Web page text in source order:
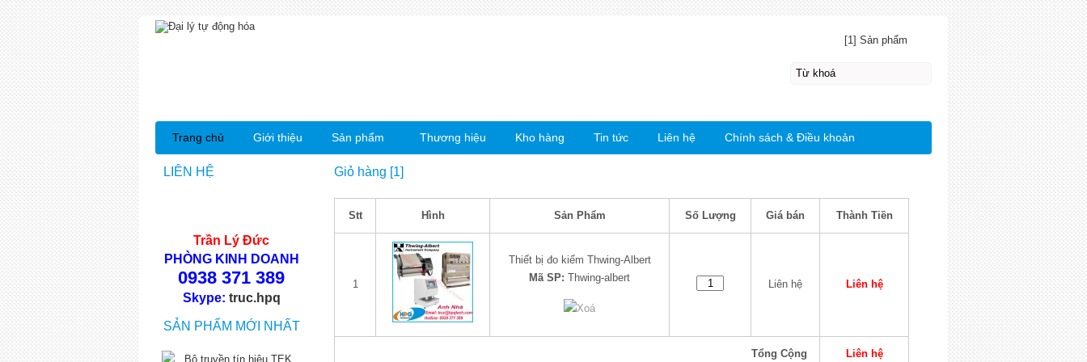
Giỏ hàng [1]
Stt Hình Sản Phẩm Số Lượng Giá bán Thành Tiền
1
Thiết bị đo kiểm Thwing-Albert
Mã SP: Thwing-albert
Xoá
Liên hệ Liên hệ
Tổng Cộng Liên hệ
LIÊN HỆ
Trần Lý Đức
PHÒNG KINH DOANH
0938 371 389
Skype: truc.hpq
SẢN PHẨM MỚI NHẤT
[1] Sản phẩm
Trang chủ Giới thiệu Sản phẩm Thương hiệu Kho hàng Tin tức Liên hệ Chính sách & Điều khoản